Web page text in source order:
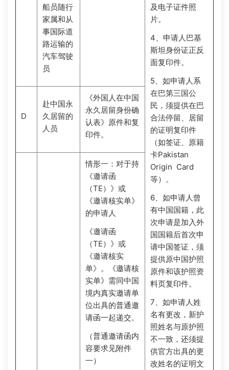
船员随行
家属和从
事国际道
路运输的
汽车驾驶
员
及电子证件照
片。
4、申请人巴基
斯坦身份证正反
面复印件。
5、如申请人系
在巴第三国公
民，须提供在巴
合法停留、居留
的证明复印件
（如签证、原籍
卡Pakistan
Origin Card
等）。
6、如申请人曾
有中国国籍，此
次申请是加入外
国国籍后首次申
请中国签证，须
提供原中国护照
原件和该护照资
料页复印件。
7、如申请人姓
名有更改，新护
照姓名与原护照
不一致，还须提
供官方出具的更
改姓名的证明文
D
赴中国永
久居留的
人员
《外国人在中国
永久居留身份确
认表》原件和复
印件。
情形一：对于持
《邀请函
（TE）》或
《邀请核实单》
的申请人
《邀请函
（TE）》或
《邀请核实
单》。《邀请核
实单》需同中国
境内真实邀请单
位出具的普通邀
请函一起递交。
（普通邀请函内
容要求见附件
一）